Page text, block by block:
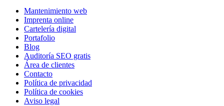
Mantenimiento web
Imprenta online
Cartelería digital
Portafolio
Blog
Auditoría SEO gratis
Área de clientes
Contacto
Política de privacidad
Política de cookies
Aviso legal